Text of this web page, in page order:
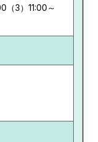
（3）11:00～